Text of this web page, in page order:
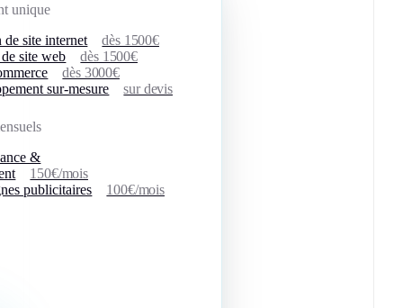
unique
de site internet
dès 1500€
site web
dès 1500€
dès 3000€
sur-mesure
sur devis
&
150€/mois
publicitaires
100€/mois